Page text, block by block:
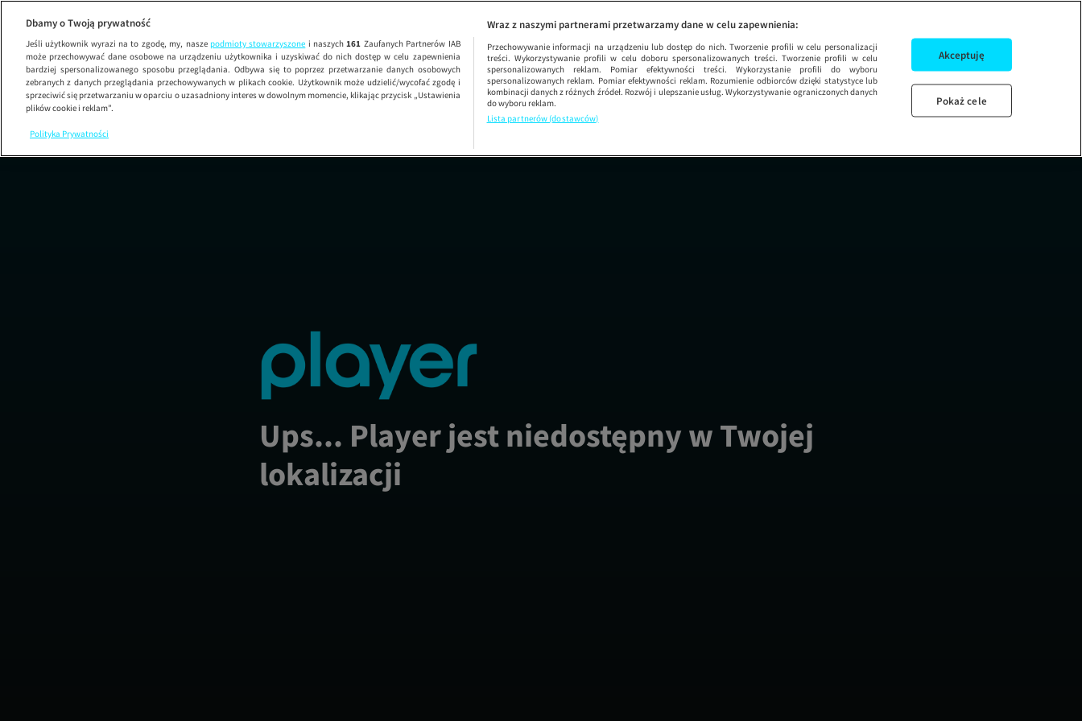
Ups... Player jest niedostępny w Twojej
lokalizacji
Dbamy o Twoją prywatność
Jeśli użytkownik wyrazi na to zgodę, my, nasze podmioty stowarzyszone i naszych161 Zaufanych Partnerów IAB
może przechowywać dane osobowe na urządzeniu użytkownika i uzyskiwać do nich dostęp w celu zapewnienia
bardziej spersonalizowanego sposobu przeglądania. Odbywa się to poprzez przetwarzanie danych osobowych
zebranych z danych przeglądania przechowywanych w plikach cookie. Użytkownik może udzielić/wycofać zgodę i
sprzeciwić się przetwarzaniu w oparciu o uzasadniony interes w dowolnym momencie, klikając przycisk „Ustawienia
plików cookie i reklam”.
Polityka Prywatności
Wraz z naszymi partnerami przetwarzamy dane w celu zapewnienia:
Przechowywanie informacji na urządzeniu lub dostęp do nich. Tworzenie profili w celu personalizacji
treści. Wykorzystywanie profili w celu doboru spersonalizowanych treści. Tworzenie profili w celu
spersonalizowanych reklam. Pomiar efektywności treści. Wykorzystanie profili do wyboru
spersonalizowanych reklam. Pomiar efektywności reklam. Rozumienie odbiorców dzięki statystyce lub
kombinacji danych z różnych źródeł. Rozwój i ulepszanie usług. Wykorzystywanie ograniczonych danych
do wyboru reklam.
Lista partnerów (dostawców)
Akceptuję
Pokaż cele